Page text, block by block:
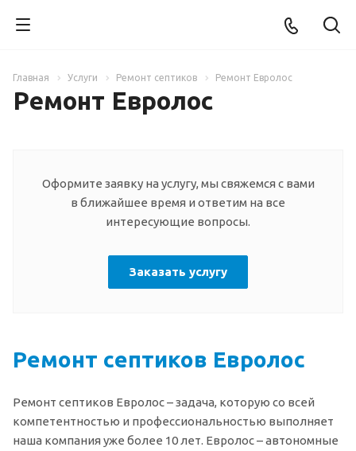
Главная Услуги Ремонт септиков Ремонт Евролос
Ремонт Евролос
Оформите заявку на услугу, мы свяжемся с вами
в ближайшее время и ответим на все
интересующие вопросы.
Заказать услугу
Ремонт септиков Евролос
Ремонт септиков Евролос – задача, которую со всей
компетентностью и профессиональностью выполняет
наша компания уже более 10 лет. Евролос – автономные